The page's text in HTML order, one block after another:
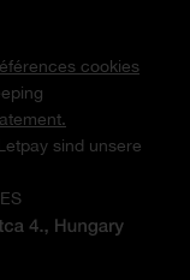
cookies
sind unsere